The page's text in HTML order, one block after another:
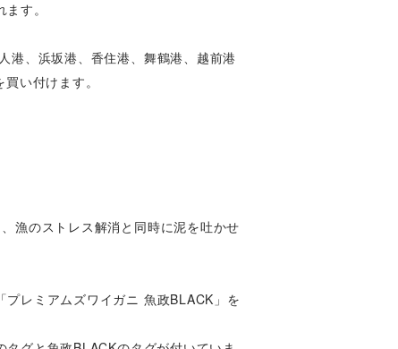
す。
港、浜坂港、香住港、舞鶴港、越前港
い付けます。
漁のストレス解消と同時に泥を吐かせ
レミアムズワイガニ 魚政BLACK」を